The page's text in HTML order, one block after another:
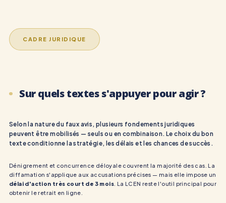
CADRE JURIDIQUE
Sur quels textes s'appuyer pour agir ?
Selon la nature du faux avis, plusieurs fondements juridiques
peuvent être mobilisés — seuls ou en combinaison. Le choix du bon
texte conditionne la stratégie, les délais et les chances de succès.
Dénigrement et concurrence déloyale couvrent la majorité des cas. La
diffamation s'applique aux accusations précises — mais elle impose un
délai d'action très court de 3 mois . La LCEN reste l'outil principal pour
obtenir le retrait en ligne.